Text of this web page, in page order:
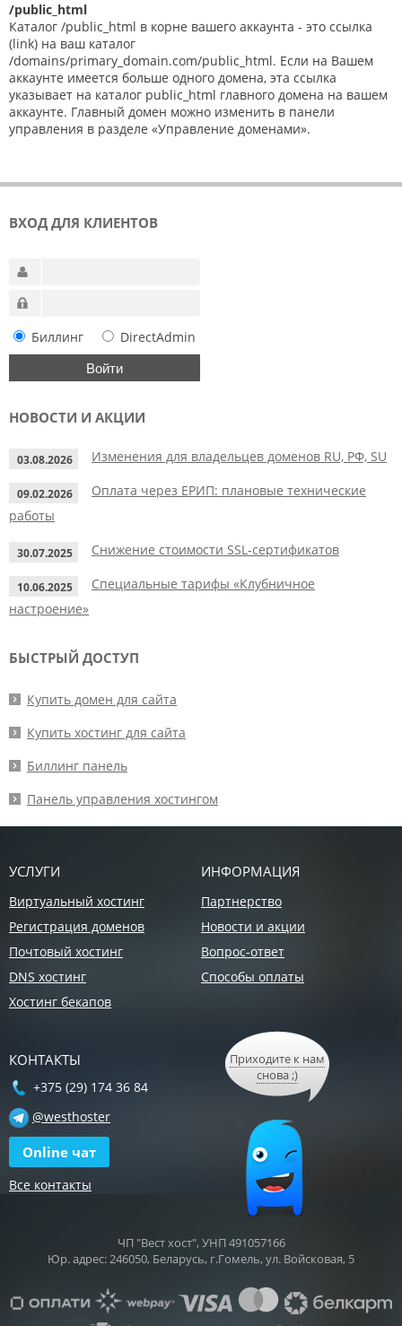
/public_html
Каталог /public_html в корне вашего аккаунта - это ссылка
(link) на ваш каталог
/domains/primary_domain.com/public_html. Если на Вашем
аккаунте имеется больше одного домена, эта ссылка
указывает на каталог public_html главного домена на вашем
аккаунте. Главный домен можно изменить в панели
управления в разделе «Управление доменами».
ВХОД ДЛЯ КЛИЕНТОВ
Биллинг DirectAdmin
НОВОСТИ И АКЦИИ
03.08.2026 Изменения для владельцев доменов RU, РФ, SU
09.02.2026
Оплата через ЕРИП: плановые технические
работы
30.07.2025 Снижение стоимости SSL-сертификатов
10.06.2025
Специальные тарифы «Клубничное
настроение»
БЫСТРЫЙ ДОСТУП
Купить домен для сайта
Купить хостинг для сайта
Биллинг панель
Панель управления хостингом
УСЛУГИ
Виртуальный хостинг
Регистрация доменов
Почтовый хостинг
DNS хостинг
Хостинг бекапов
ИНФОРМАЦИЯ
Партнерство
Новости и акции
Вопрос-ответ
Способы оплаты
КОНТАКТЫ
+375 (29) 174 36 84
@westhoster
Online чат
Все контакты
Приходите к нам
снова ;)
ЧП "Вест хост", УНП 491057166
Юр. адрес: 246050, Беларусь, г.Гомель, ул. Войсковая, 5